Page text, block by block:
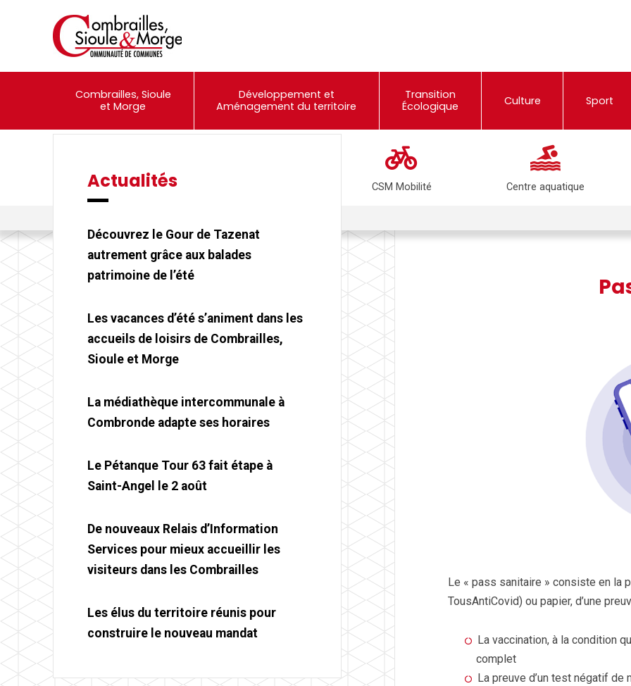
Combrailles, Sioule
et Morge
Développement et
Aménagement du territoire
Transition
Écologique
Culture Sport
Événements CSM Mobilité Centre aquatique
Le « pass sanitaire » consiste en la
TousAntiCovid) ou papier, d’une
La vaccination, à la condition
complet
La preuve d’un test négatif de
Actualités
Découvrez le Gour de Tazenat
autrement grâce aux balades
patrimoine de l’été
Les vacances d’été s’animent dans les
accueils de loisirs de Combrailles,
Sioule et Morge
La médiathèque intercommunale à
Combronde adapte ses horaires
Le Pétanque Tour 63 fait étape à
Saint-Angel le 2 août
De nouveaux Relais d’Information
Services pour mieux accueillir les
visiteurs dans les Combrailles
Les élus du territoire réunis pour
construire le nouveau mandat